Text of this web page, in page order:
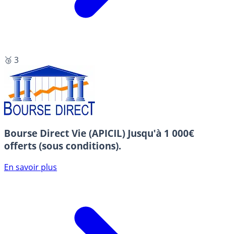
🥉 3
Bourse Direct Vie (APICIL) Jusqu'à 1 000€
offerts (sous conditions).
En savoir plus